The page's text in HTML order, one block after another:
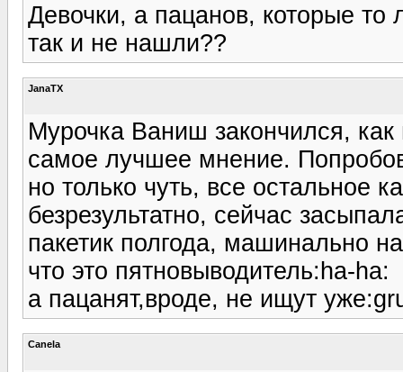
Девочки, а пацанов, которые то
так и не нашли??
JanaTX
Мурочка Ваниш закончился,
самое лучшее мнение.
но только чуть, все остальное
безрезультатно, сейчас
пакетик полгода, машинально
что это пятновыводитель:ha-ha:
а пацанят,вроде, не ищут
Canela